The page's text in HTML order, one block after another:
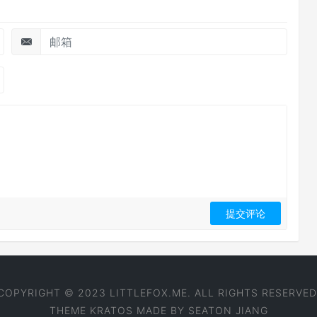
© 2023 LITTLEFOX.ME. ALL RIGHTS
THEME KRATOS MADE BY SEATON JIANG